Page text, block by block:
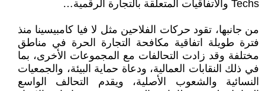
Techs والاتفاقيات المتعلقة بالتجارة الرقمية…
من جانبها، تقود حركات الفلاحين مثل لا فيا كامبيسينا منذ
فترة طويلة اتفاقية مكافحة التجارة الحرة في مناطق
مختلفة وقد زادت التحالفات مع المجموعات الأخرى، بما
في ذلك النقابات العمالية، ودعاة حماية البيئة، والجمعيات
النسائية والشعوب الأصلية، ويقدم التحالف الواسع